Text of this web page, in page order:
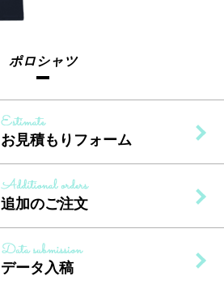
ポロシャツ
お見積もりフォーム
追加のご注文
データ入稿